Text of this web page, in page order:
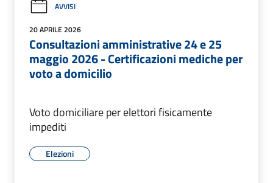
AVVISI
20 APRILE 2026
Consultazioni amministrative 24 e 25
maggio 2026 - Certificazioni mediche per
voto a domicilio
Voto domiciliare per elettori fisicamente
impediti
Elezioni